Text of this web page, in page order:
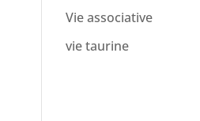
Vie associative
vie taurine